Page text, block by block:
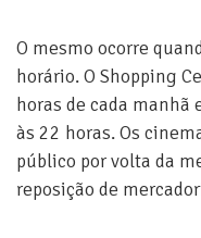
O mesmo ocorre
horário. O Shopping
horas de cada manhã
às 22 horas. Os
público por volta da
reposição de